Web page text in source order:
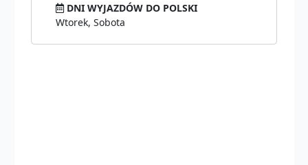
DNI WYJAZDÓW DO POLSKI
Wtorek, Sobota